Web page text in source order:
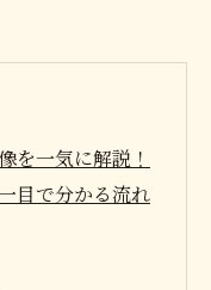
を一気に解説！
目で分かる流れ